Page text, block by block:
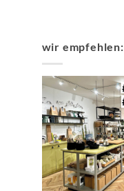
wir empfehlen: